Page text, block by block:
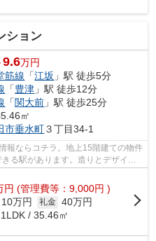
ション
9.6万円
筋線 「江坂 」駅 徒歩5分
「豊津 」駅 徒歩12分
「関大前 」駅 徒歩25分
㎡
市垂水町３丁目34-1
報ならコチラ。地上15階建ての物件
る駅があります。造りとデザイン
...
円 (管理費等：9,000円 )
10万円 礼金 40万円
/ 35.46㎡